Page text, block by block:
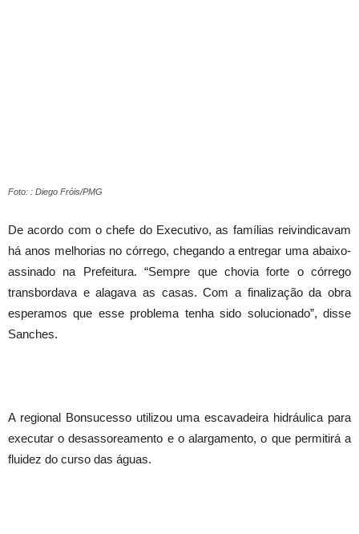
Foto: : Diego Fróis/PMG
De acordo com o chefe do Executivo, as famílias reivindicavam
há anos melhorias no córrego, chegando a entregar uma abaixo-
assinado na Prefeitura. “Sempre que chovia forte o córrego
transbordava e alagava as casas. Com a finalização da obra
esperamos que esse problema tenha sido solucionado”, disse
Sanches.
A regional Bonsucesso utilizou uma escavadeira hidráulica para
executar o desassoreamento e o alargamento, o que permitirá a
fluidez do curso das águas.